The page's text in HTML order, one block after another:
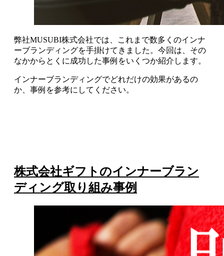
弊社MUSUBI株式会社では、これまで数多くのインナ
ーブランディングを手掛けてきました。今回は、その
なかからとくに成功した事例をいくつか紹介します。
インナーブランディングでどれだけの効果があるの
か、事例を参考にしてください。
株式会社ギフトのインナーブラン
ディング取り組み事例